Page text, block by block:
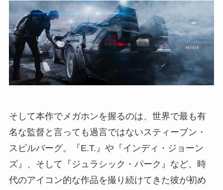
そして本作でメガホンを握るのは、世界で最も有
名な監督と言っても過言ではないスティーブン・
スピルバーグ。『E.T.』や『インディ・ジョーン
ズ』、そして『ジュラシック・パーク』など、時
代のアイコン的な作品を撮り続けてきた彼が初め